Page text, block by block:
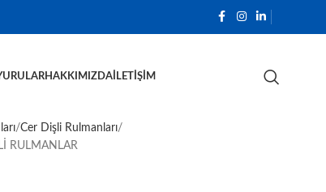
HAKKIMIZDA İLETIŞIM
Cer Dişli Rulmanları
RULMANLAR